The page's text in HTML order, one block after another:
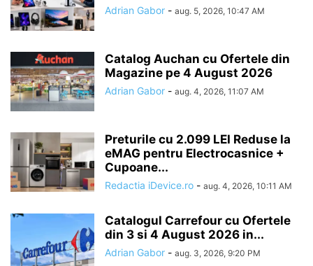
Adrian Gabor - aug. 5, 2026, 10:47 AM
Catalog Auchan cu Ofertele din
Magazine pe 4 August 2026
Adrian Gabor - aug. 4, 2026, 11:07 AM
Preturile cu 2.099 LEI Reduse la
eMAG pentru Electrocasnice +
Cupoane...
Redactia iDevice.ro - aug. 4, 2026, 10:11 AM
Catalogul Carrefour cu Ofertele
din 3 si 4 August 2026 in...
Adrian Gabor - aug. 3, 2026, 9:20 PM